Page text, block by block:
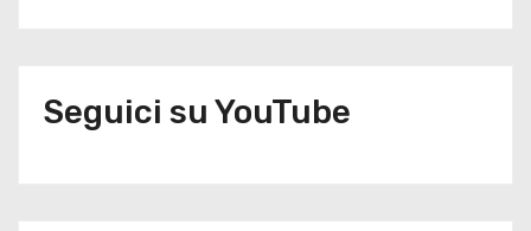
Seguici su YouTube